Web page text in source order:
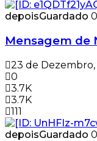
depoisGuardado
Mensagem de
23 de
0
3.7K
3.7K
111
depoisGuardado